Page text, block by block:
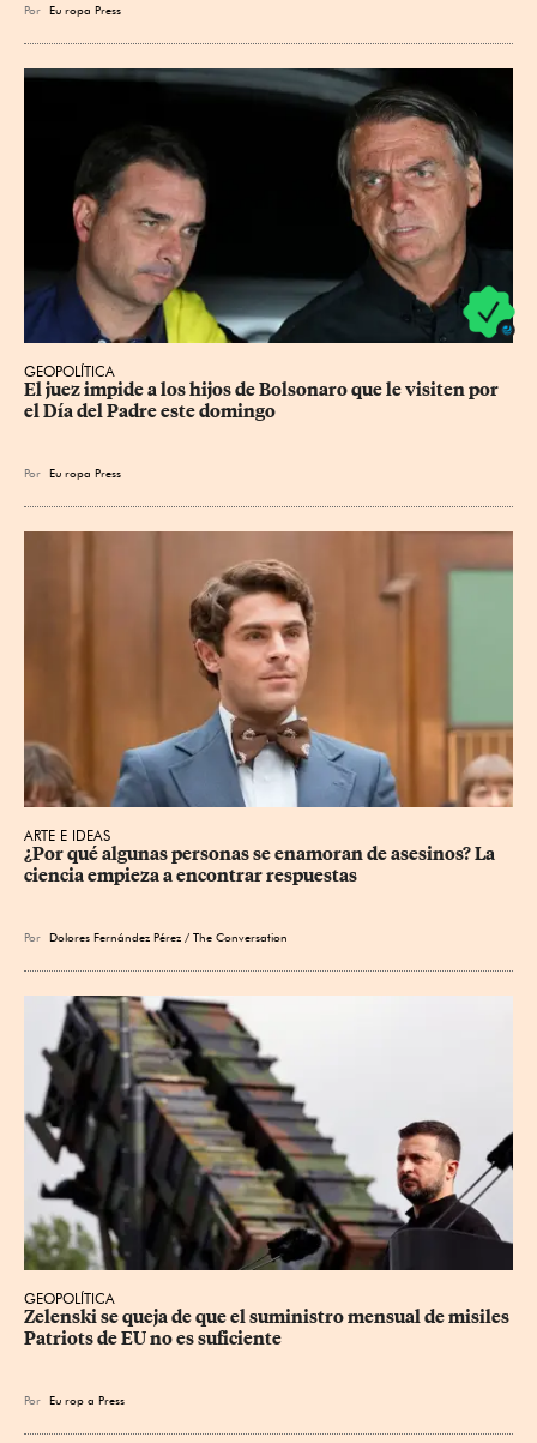
Por Eu ropa Press
GEOPOLÍTICA
El juez impide a los hijos de Bolsonaro que le visiten por
el Día del Padre este domingo
Por Eu ropa Press
ARTE E IDEAS
¿Por qué algunas personas se enamoran de asesinos? La
ciencia empieza a encontrar respuestas
Por Dolores Fernández Pérez / The Conversation
GEOPOLÍTICA
Zelenski se queja de que el suministro mensual de misiles
Patriots de EU no es suficiente
Por Eu rop a Press